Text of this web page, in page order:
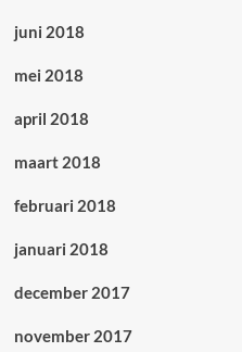
juni 2018
mei 2018
april 2018
maart 2018
februari 2018
januari 2018
december 2017
november 2017